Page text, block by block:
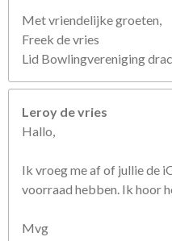
Met vriendelijke groeten,
Freek de vries
Lid Bowlingvereniging
Leroy de vries
Hallo,
Ik vroeg me af of jullie de
voorraad hebben. Ik hoor
Mvg